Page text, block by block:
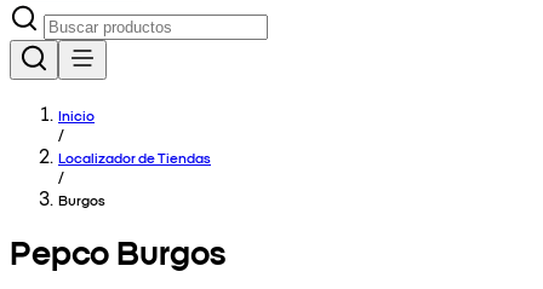
Inicio
/
Localizador de Tiendas
/
Burgos
Pepco Burgos